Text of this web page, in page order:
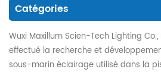
Catégories
Wuxi Maxillum Scien-Tech Lighting
effectué la recherche et
sous-marin éclairage utilisé dans la